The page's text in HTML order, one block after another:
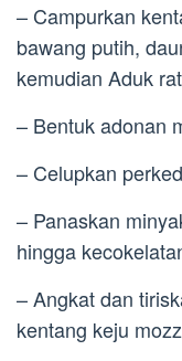
– Campurkan
bawang putih,
kemudian Aduk
– Bentuk adonan
– Celupkan
– Panaskan
hingga
– Angkat dan
kentang keju